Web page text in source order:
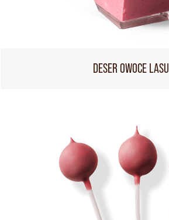
DESER OWOCE LASU